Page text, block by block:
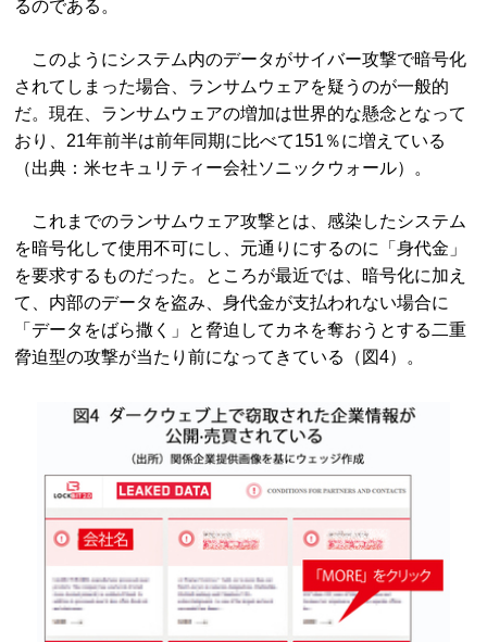
るのである。
このようにシステム内のデータがサイバー攻撃で暗号化
されてしまった場合、ランサムウェアを疑うのが一般的
だ。現在、ランサムウェアの増加は世界的な懸念となって
おり、21年前半は前年同期に比べて151％に増えている
（出典：米セキュリティー会社ソニックウォール）。
これまでのランサムウェア攻撃とは、感染したシステム
を暗号化して使用不可にし、元通りにするのに「身代金」
を要求するものだった。ところが最近では、暗号化に加え
て、内部のデータを盗み、身代金が支払われない場合に
「データをばら撒く」と脅迫してカネを奪おうとする二重
脅迫型の攻撃が当たり前になってきている（図4）。